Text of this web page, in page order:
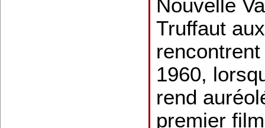
Nouvelle
Truffaut
1960,
rend
premier